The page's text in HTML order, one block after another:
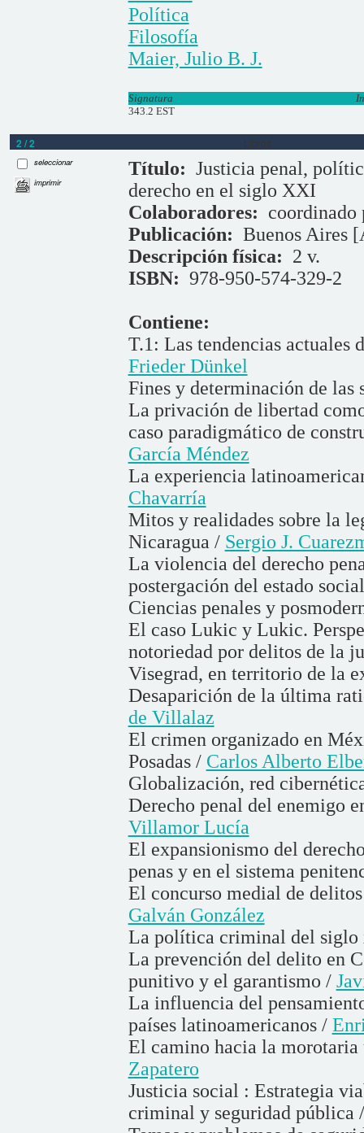
Política
Filosofía
Maier, Julio B. J.
Signatura
343.2 EST
2 / 2 Libros
seleccionar
imprimir
Título: Justicia penal,
derecho en el siglo XXI
Colaboradores:
Publicación: Buenos Aires
Descripción física: 2 v.
ISBN: 978-950-574-329-2
Contiene:
T.1: Las tendencias actuales
Frieder Dünkel
Fines y determinación de las
La privación de libertad
caso paradigmático de
García Méndez
La experiencia
Chavarría
Mitos y realidades sobre la
Nicaragua / Sergio J.
La violencia del derecho
postergación del estado
Ciencias penales y
El caso Lukic y Lukic.
notoriedad por delitos de la
Visegrad, en territorio de la
Desaparición de la última
de Villalaz
El crimen organizado en
Posadas / Carlos Alberto
Globalización, red
Derecho penal del enemigo
Villamor Lucía
El expansionismo del
penas y en el sistema
El concurso medial de
Galván González
La política criminal del siglo
La prevención del delito en
punitivo y el garantismo /
La influencia del
países latinoamericanos /
El camino hacia la
Zapatero
Justicia social : Estrategia
criminal y seguridad pública